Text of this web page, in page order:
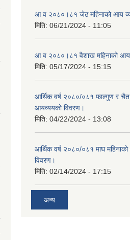
आ व २०८०।८१ जेठ महिनाको आय
मिति: 06/21/2024 - 11:05
आ व २०८०।८१ वैशाख महिनाको आय
मिति: 05/17/2024 - 15:15
आर्थिक वर्ष २०८०/०८१ फाल्गुण र चैत
आयव्ययको विवरण।
मिति: 04/22/2024 - 13:08
आर्थिक वर्ष २०८०/०८१ माघ
विवरण।
मिति: 02/14/2024 - 17:15
अन्य